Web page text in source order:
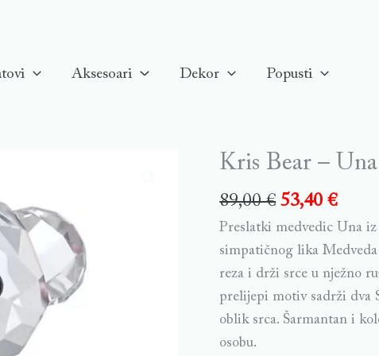
Aksesoari Dekor Popusti
Kris Bear –
89,00€ 53,40€
Preslatki medvedic Una
simpatičnog lika
reza i drži srce u nježno
prelijepi motiv sadrži dva
oblik srca. Šarmantan i
osobu.